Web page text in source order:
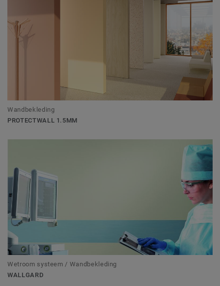
Wandbekleding
PROTECTWALL 1.5MM
Wetroom systeem / Wandbekleding
WALLGARD